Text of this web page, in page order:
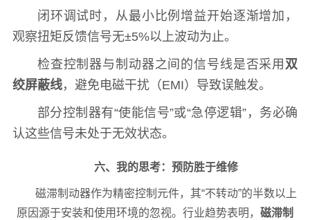
闭环调试时，从最小比例增益开始逐渐增加，
观察扭矩反馈信号无±5%以上波动为止。
检查控制器与制动器之间的信号线是否采用 双
绞屏蔽线，避免电磁干扰（EMI）导致误触发。
部分控制器有“使能信号”或“急停逻辑”，务必确
认这些信号未处于无效状态。
六、我的思考：预防胜于维修
磁滞制动器作为精密控制元件，其“不转动”的半数以上
原因源于安装和使用环境的忽视。行业趋势表明， 磁滞制